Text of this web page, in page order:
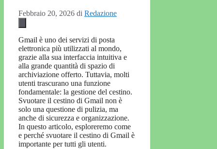
Febbraio 20, 2026 di Redazione
Gmail è uno dei servizi di posta
elettronica più utilizzati al mondo,
grazie alla sua interfaccia intuitiva e
alla grande quantità di spazio di
archiviazione offerto. Tuttavia, molti
utenti trascurano una funzione
fondamentale: la gestione del cestino.
Svuotare il cestino di Gmail non è
solo una questione di pulizia, ma
anche di sicurezza e organizzazione.
In questo articolo, esploreremo come
e perché svuotare il cestino di Gmail è
importante per tutti gli utenti.